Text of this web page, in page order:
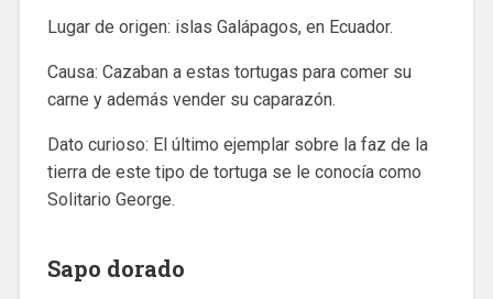
Lugar de origen: islas Galápagos, en Ecuador.
Causa: Cazaban a estas tortugas para comer su
carne y además vender su caparazón.
Dato curioso: El último ejemplar sobre la faz de la
tierra de este tipo de tortuga se le conocía como
Solitario George.
Sapo dorado